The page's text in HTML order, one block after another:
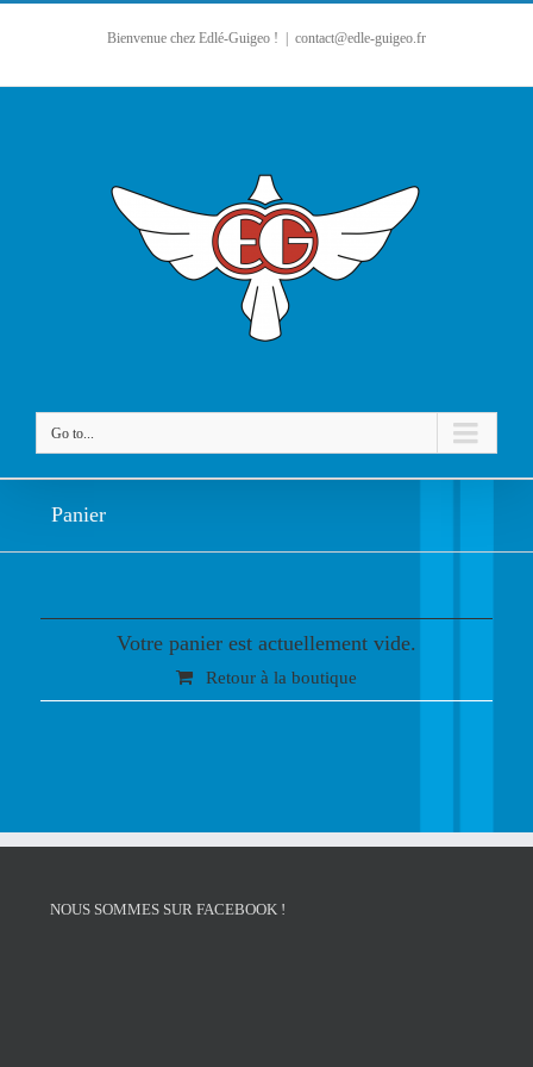
Bienvenue chez Edlé-Guigeo ! contact@edle-guigeo.fr
Go to...
Panier
Votre panier est actuellement vide.
Retour à la boutique
NOUS SOMMES SUR FACEBOOK !